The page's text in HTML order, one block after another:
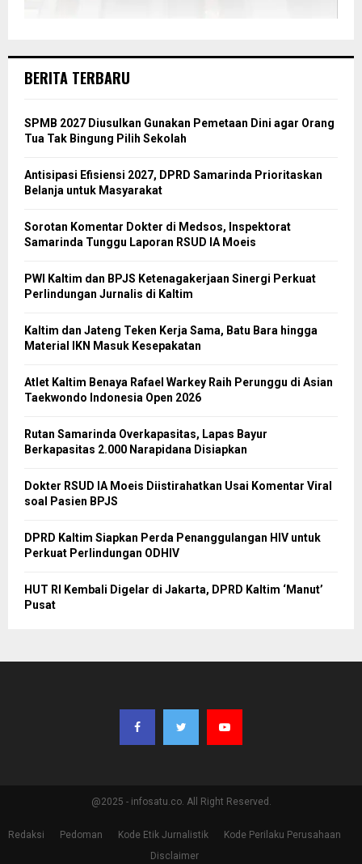
BERITA TERBARU
SPMB 2027 Diusulkan Gunakan Pemetaan Dini agar Orang
Tua Tak Bingung Pilih Sekolah
Antisipasi Efisiensi 2027, DPRD Samarinda Prioritaskan
Belanja untuk Masyarakat
Sorotan Komentar Dokter di Medsos, Inspektorat
Samarinda Tunggu Laporan RSUD IA Moeis
PWI Kaltim dan BPJS Ketenagakerjaan Sinergi Perkuat
Perlindungan Jurnalis di Kaltim
Kaltim dan Jateng Teken Kerja Sama, Batu Bara hingga
Material IKN Masuk Kesepakatan
Atlet Kaltim Benaya Rafael Warkey Raih Perunggu di Asian
Taekwondo Indonesia Open 2026
Rutan Samarinda Overkapasitas, Lapas Bayur
Berkapasitas 2.000 Narapidana Disiapkan
Dokter RSUD IA Moeis Diistirahatkan Usai Komentar Viral
soal Pasien BPJS
DPRD Kaltim Siapkan Perda Penanggulangan HIV untuk
Perkuat Perlindungan ODHIV
HUT RI Kembali Digelar di Jakarta, DPRD Kaltim ‘Manut’
Pusat
@2025 - infosatu.co. All Right Reserved.
Redaksi Pedoman Kode Etik Jurnalistik
Kode Perilaku Perusahaan
Disclaimer